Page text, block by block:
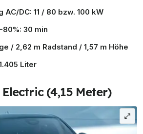
DC: 11 / 80 bzw. 100 kW
-80%: 30 min
/ 2,62 m Radstand / 1,57 m Höhe
Liter
(4,15 Meter)